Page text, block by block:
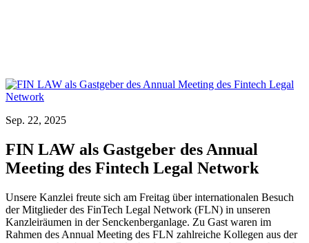
Sep. 22, 2025
FIN LAW als Gastgeber des Annual
Meeting des Fintech Legal Network
Unsere Kanzlei freute sich am Freitag über internationalen Besuch
der Mitglieder des FinTech Legal Network (FLN) in unseren
Kanzleiräumen in der Senckenberganlage. Zu Gast waren im
Rahmen des Annual Meeting des FLN zahlreiche Kollegen aus der